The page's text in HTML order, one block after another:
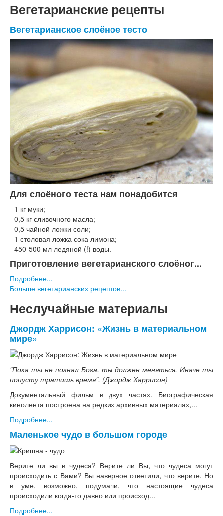
Вегетарианские рецепты
Вегетарианское слоёное тесто
Для слоёного теста нам понадобится
- 1 кг муки;
- 0,5 кг сливочного масла;
- 0,5 чайной ложки соли;
- 1 столовая ложка сока лимона;
- 450-500 мл ледяной (!) воды.
Приготовление вегетарианского слоёног...
Подробнее...
Больше вегетарианских рецептов...
Неслучайные материалы
Джордж Харрисон: «Жизнь в материальном
мире»
"Пока ты не познал Бога, ты должен меняться. Иначе ты
попусту тратишь время". (Джордж Харрисон)
Документальный фильм в двух частях. Биографическая
кинолента построена на редких архивных материалах,...
Подробнее...
Маленькое чудо в большом городе
Верите ли вы в чудеса? Верите ли Вы, что чудеса могут
происходить с Вами? Вы наверное ответили, что верите. Но
в уме, возможно, подумали, что настоящие чудеса
происходили когда-то давно или происход...
Подробнее...